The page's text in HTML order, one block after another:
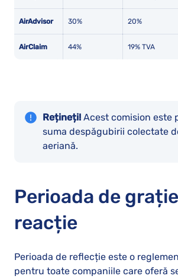
AirAdvisor 30% 20%
AirClaim 44% 19% TVA
Rețineți! Acest comision este
suma despăgubirii colectate
aeriană.
Perioada de
reacție
Perioada de reflecție este o
pentru toate companiile care oferă